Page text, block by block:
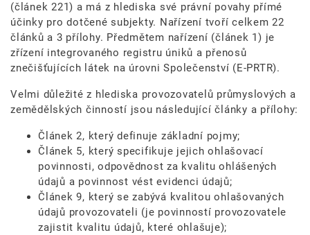
(článek 221) a má z hlediska své právní povahy přímé
účinky pro dotčené subjekty. Nařízení tvoří celkem 22
článků a 3 přílohy. Předmětem nařízení (článek 1) je
zřízení integrovaného registru úniků a přenosů
znečišťujících látek na úrovni Společenství (E-PRTR).
Velmi důležité z hlediska provozovatelů průmyslových a
zemědělských činností jsou následující články a přílohy:
Článek 2, který definuje základní pojmy;
Článek 5, který specifikuje jejich ohlašovací
povinnosti, odpovědnost za kvalitu ohlášených
údajů a povinnost vést evidenci údajů;
Článek 9, který se zabývá kvalitou ohlašovaných
údajů provozovateli (je povinností provozovatele
zajistit kvalitu údajů, které ohlašuje);